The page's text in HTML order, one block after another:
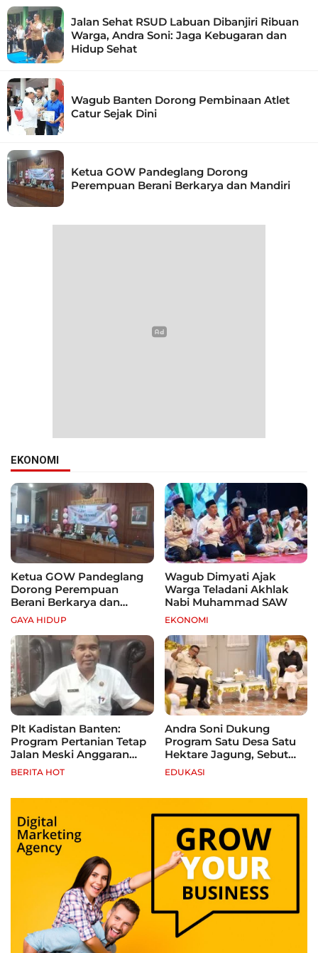
Jalan Sehat RSUD Labuan Dibanjiri Ribuan
Warga, Andra Soni: Jaga Kebugaran dan
Hidup Sehat
Wagub Banten Dorong Pembinaan Atlet
Catur Sejak Dini
Ketua GOW Pandeglang Dorong
Perempuan Berani Berkarya dan Mandiri
EKONOMI
Ketua GOW Pandeglang
Dorong Perempuan
Berani Berkarya dan
Mandiri
GAYA HIDUP
Wagub Dimyati Ajak
Warga Teladani Akhlak
Nabi Muhammad SAW
EKONOMI
Plt Kadistan Banten:
Program Pertanian Tetap
Jalan Meski Anggaran
Terbatas, Fokus Jagung
hingga Tebu
BERITA HOT
Andra Soni Dukung
Program Satu Desa Satu
Hektare Jagung, Sebut
Banten Punya Peluang
Jadi Sentra Produksi
EDUKASI